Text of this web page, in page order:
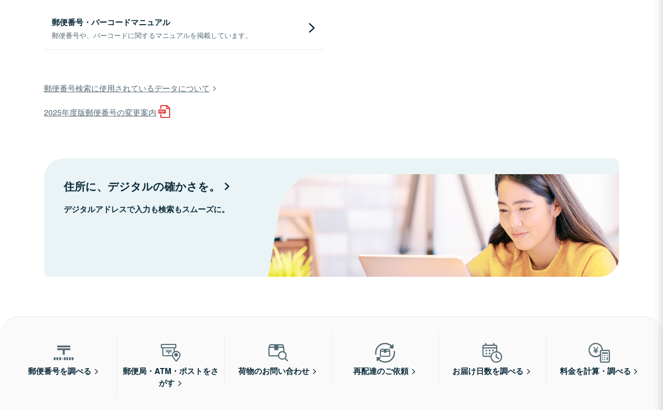
郵便番号・バーコードマニュアル
郵便番号や、バーコードに関するマニュアルを掲載しています。
郵便番号検索に使用されているデータについて
2025年度版郵便番号の変更案内
住所に、デジタルの確かさを。
デジタルアドレスで入力も検索もスムーズに。
郵便番号を調べる
郵便局・ATM・ポストをさ
がす
荷物のお問い合わせ 再配達のご依頼 お届け日数を調べる 料金を計算・調べる